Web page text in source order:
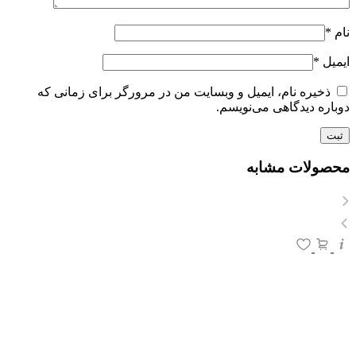
نام *
ایمیل *
ذخیره نام، ایمیل و وبسایت من در مرورگر برای زمانی که
دوباره دیدگاهی می‌نویسم.
محصولات مشابه